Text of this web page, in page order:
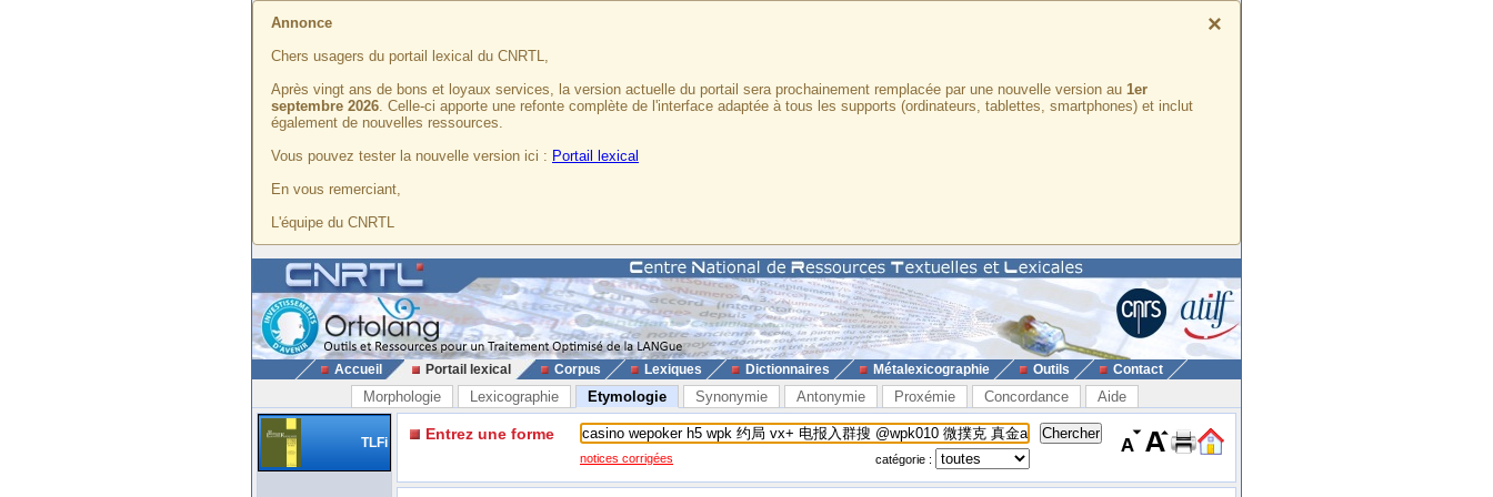
×
Annonce
Chers usagers du portail lexical du CNRTL,
Après vingt ans de bons et loyaux services, la version actuelle du portail sera prochainement remplacée par une nouvelle version au 1er
septembre 2026. Celle-ci apporte une refonte complète de l'interface adaptée à tous les supports (ordinateurs, tablettes, smartphones) et inclut
également de nouvelles ressources.
Vous pouvez tester la nouvelle version ici : Portail lexical
En vous remerciant,
L'équipe du CNRTL
Accueil Portail lexical Corpus Lexiques Dictionnaires Métalexicographie Outils Contact
Morphologie Lexicographie Etymologie Synonymie Antonymie Proxémie Concordance Aide
TLFi Entrez une forme
notices corrigées catégorie :